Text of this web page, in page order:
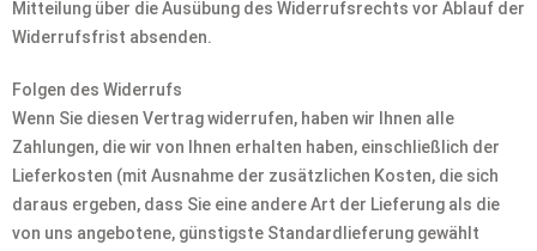
Mitteilung über die Ausübung des Widerrufsrechts vor Ablauf der
Widerrufsfrist absenden.
Folgen des Widerrufs
Wenn Sie diesen Vertrag widerrufen, haben wir Ihnen alle
Zahlungen, die wir von Ihnen erhalten haben, einschließlich der
Lieferkosten (mit Ausnahme der zusätzlichen Kosten, die sich
daraus ergeben, dass Sie eine andere Art der Lieferung als die
von uns angebotene, günstigste Standardlieferung gewählt